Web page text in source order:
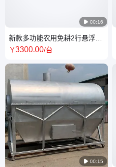
 00:16
新款多功能农用免耕2行悬浮大
豆玉米播种施肥一体机
￥3300.00/台
 00:15